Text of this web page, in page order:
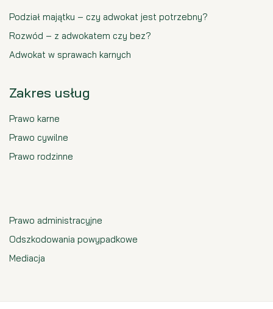
Podział majątku – czy adwokat jest potrzebny?
Rozwód – z adwokatem czy bez?
Adwokat w sprawach karnych
Zakres usług
Prawo karne
Prawo cywilne
Prawo rodzinne
Prawo administracyjne
Odszkodowania powypadkowe
Mediacja